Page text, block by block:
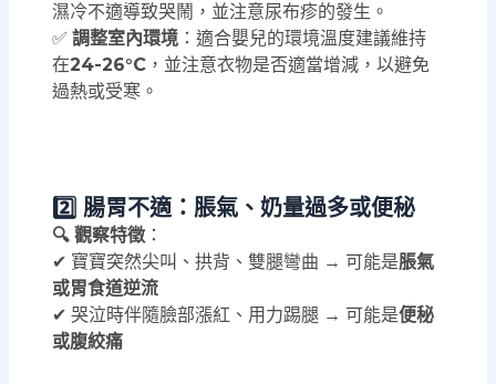
濕冷不適導致哭鬧，並注意尿布疹的發生。
✅調整室內環境 ：適合嬰兒的環境溫度建議維持
在24-26°C ，並注意衣物是否適當增減，以避免
過熱或受寒。
2️⃣ 腸胃不適：脹氣、奶量過多或便秘
🔍 觀察特徵 ：
✔ 寶寶突然尖叫、拱背、雙腿彎曲 → 可能是脹氣
或胃食道逆流
✔ 哭泣時伴隨臉部漲紅、用力踢腿 → 可能是便秘
或腹絞痛